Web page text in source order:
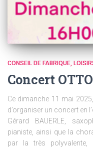
CONSEIL DE FABRIQUE
Concert
Ce dimanche 11 mai
d’organiser un concert en
Gérard BAUERLE,
pianiste, ainsi que la
par la très polyvalente,